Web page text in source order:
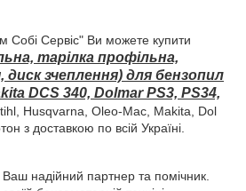
Собі Сервіс" Ви можете купити
тарілка профільна,
диск зчеплення) для бензопил
DCS 340, Dolmar PS3, PS34,
Husqvarna, Oleo-Mac, Makita, Dol
з доставкою по всій Україні.
надійний партнер та помічник.